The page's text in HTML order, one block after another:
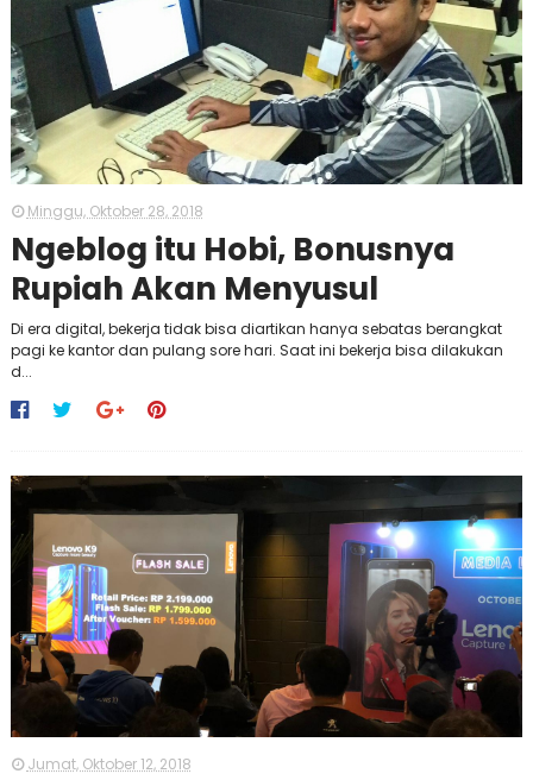
Minggu, Oktober 28, 2018
Ngeblog itu Hobi, Bonusnya
Rupiah Akan Menyusul
Di era digital, bekerja tidak bisa diartikan hanya sebatas berangkat
pagi ke kantor dan pulang sore hari. Saat ini bekerja bisa dilakukan
d...
Jumat, Oktober 12, 2018